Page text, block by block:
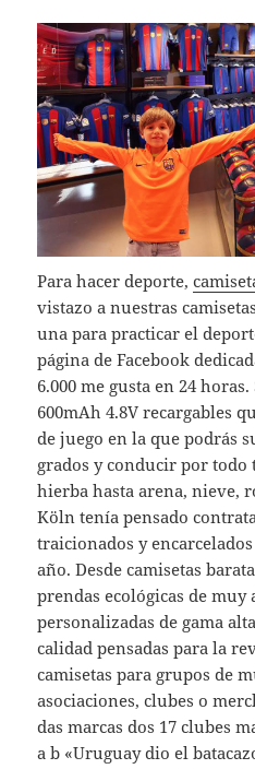
Para hacer deporte,
vistazo a nuestras
una para practicar el
página de Facebook
6.000 me gusta en 24
600mAh 4.8V recargables
de juego en la que podrás
grados y conducir por todo
hierba hasta arena, nieve,
Köln tenía pensado
traicionados y
año. Desde camisetas
prendas ecológicas de muy
personalizadas de gama
calidad pensadas para la
camisetas para grupos de
asociaciones, clubes o
das marcas dos 17 clubes
a b «Uruguay dio el